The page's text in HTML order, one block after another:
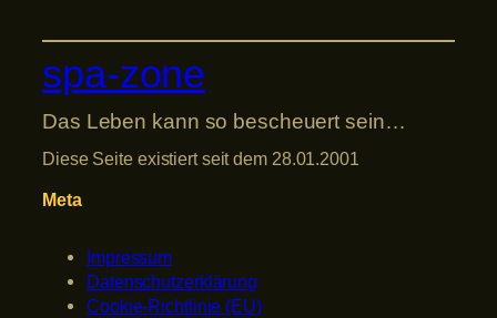
spa-zone
Das Leben kann so bescheuert sein…
Diese Seite existiert seit dem 28.01.2001
Meta
Impressum
Datenschutzerklärung
Cookie-Richtlinie (EU)